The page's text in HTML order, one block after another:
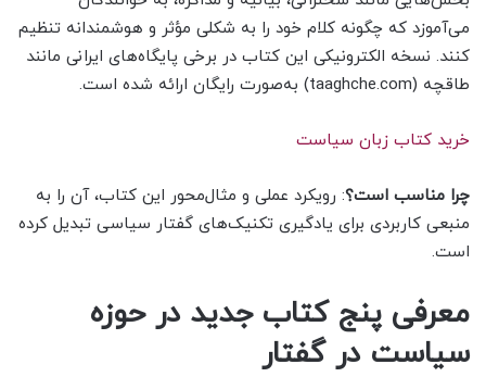
می‌آموزد که چگونه کلام خود را به شکلی مؤثر و هوشمندانه تنظیم
کنند. نسخه الکترونیکی این کتاب در برخی پایگاه‌های ایرانی مانند
طاقچه (taaghche.com) به‌صورت رایگان ارائه شده است.
خرید کتاب زبان سیاست
چرا مناسب است؟: رویکرد عملی و مثال‌محور این کتاب، آن را به
منبعی کاربردی برای یادگیری تکنیک‌های گفتار سیاسی تبدیل کرده
است.
معرفی پنج کتاب جدید در حوزه
سیاست در گفتار